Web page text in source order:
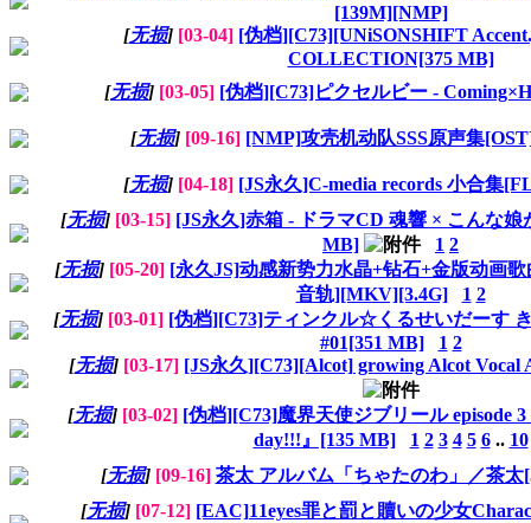
[139M][NMP]
[无损] [03-04] [伪档][C73][UNiSONSHIFT
COLLECTION[375 MB]
[无损] [03-05] [伪档][C73]ピクセルビー -
[无损] [09-16] [NMP]攻壳机动队SSS原声集
[无损] [04-18] [JS永久]C-media records 小合集
[无损] [03-15] [JS永久]赤箱 - ドラマCD 魂響 × こんな娘
MB]
1 2
[无损] [05-20] [永久JS]动感新势力水晶+钻石+金版动画
音轨][MKV][3.4G]
1 2
[无损] [03-01] [伪档][C73]ティンクル☆くるせいだーす
#01[351 MB]
1 2
[无损] [03-17] [JS永久][C73][Alcot] growing Alcot Vocal
[无损] [03-02] [伪档][C73]魔界天使ジブリール episode
day!!!』[135 MB]
1 2 3 4 5 6.. 10
[无损] [09-16] 茶太 アルバム「ちゃたのわ」／茶
[无损] [07-12] [EAC]11eyes罪と罰と贖いの少女